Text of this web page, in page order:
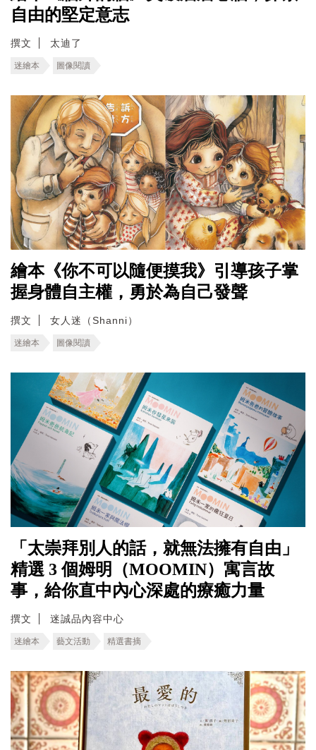
自由的堅定意志
撰文 太迪了
迷繪本 圖像閱讀
繪本《你不可以隨便摸我》引導孩子掌
握身體自主權，勇於為自己發聲
撰文 女人迷（Shanni）
迷繪本 圖像閱讀
「太崇拜別人的話，就無法擁有自由」
精選 3 個姆明（MOOMIN）寓言故
事，給你直中內心深處的療癒力量
撰文 迷誠品內容中心
迷繪本 藝文活動 精選書摘